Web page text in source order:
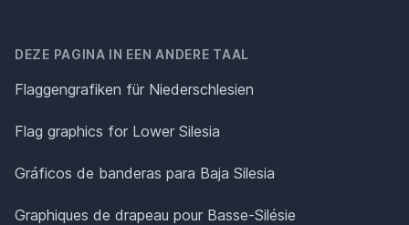
DEZE PAGINA IN EEN ANDERE TAAL
Flaggengrafiken für Niederschlesien
Flag graphics for Lower Silesia
Gráficos de banderas para Baja Silesia
Graphiques de drapeau pour Basse-Silésie